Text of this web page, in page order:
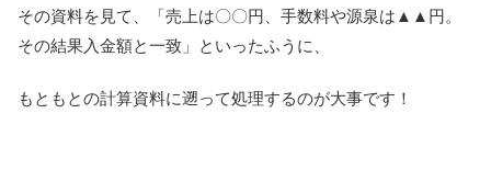
その資料を見て、「売上は〇〇円、手数料や源泉は▲▲円。
その結果入金額と一致」といったふうに、
もともとの計算資料に遡って処理するのが大事です！